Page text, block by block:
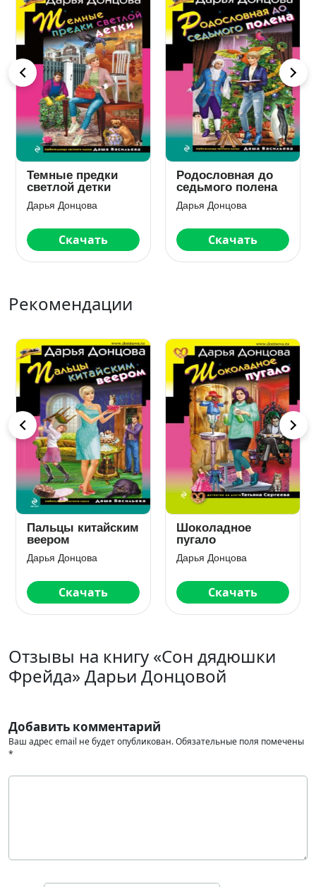
Другая жизнь
оборотня
Дарья Донцова
Скачать
Вакантное место
райской птички
Дарья Донцова
Скачать
Рекомендации
Три желания
женщины-мечты
Дарья Донцова
Скачать
Пряник с черной
икрой
Дарья Донцова
Скачать
Отзывы на книгу «Сон дядюшки
Фрейда» Дарьи Донцовой
Добавить комментарий
Ваш адрес email не будет опубликован.Обязательные поля помечены
*